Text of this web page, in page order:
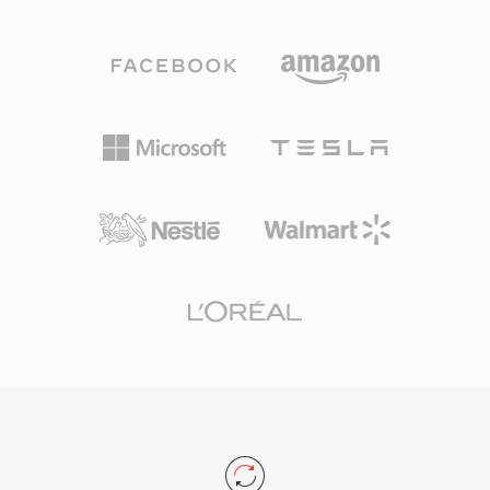
ترميز بمعدل بت متغير يتكيف آنياً مع تعقيد الكلام. من
والمرخصة بترخيص BSD، مما أتاح للمطورين تضمينه
بحرية في المنتجات التجارية والمفتوحة المصدر. يجمع
والتحكم التلقائي في الكسب، وهي ميزات تفوّضها